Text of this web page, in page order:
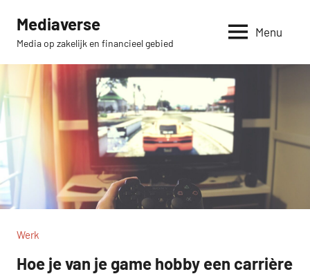
content
Mediaverse
Media op zakelijk en financieel gebied
Menu
Werk
Hoe je van je game hobby een carrière